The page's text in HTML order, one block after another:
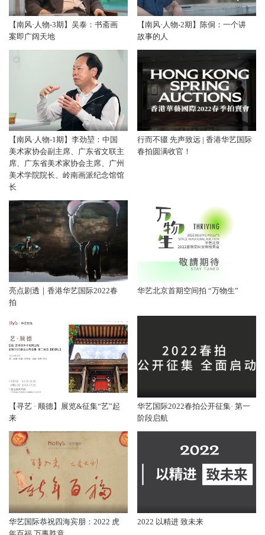
【南风·人物-3期】吴泰：书斋画
案即广阔天地
【南风·人物-2期】陈侗：一个讲
故事的人
【南风·人物-1期】李劲堃：中国
美术家协会副主席、广东省文联主
席、广东省美术家协会主席、广州
美术学院院长、岭南画派纪念馆馆
长
行而不辍 先声致远 | 香港华艺国际
春拍圆满收官！
亮点剧透｜香港华艺国际2022春
拍
华艺北京首期空间拍 “万物生”
【寻艺 · 顺德】展览&征集“艺”起
来
华艺国际2022春拍公开征集· 第一
阶段启航
华艺国际恭祝四海宾朋：2022 虎
2022 以精进 致未来